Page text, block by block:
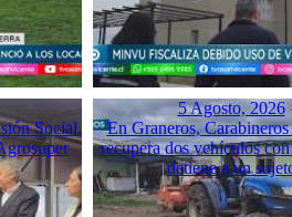
Social,
5 Agosto, 2026
En Graneros,
recupera dos vehículos
detiene a un